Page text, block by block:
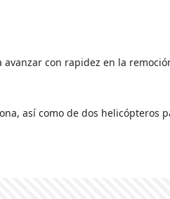
con rapidez en la
así como de dos helicópteros